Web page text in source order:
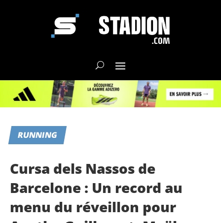
RUNNING
Cursa dels Nassos de
Barcelone : Un record au
menu du réveillon pour